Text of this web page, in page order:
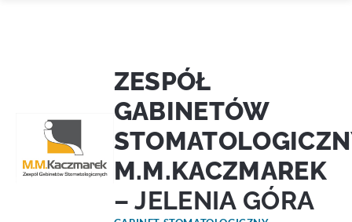
ZESPÓŁ
GABINETÓW
M.M.KACZMAREK
– JELENIA GÓRA